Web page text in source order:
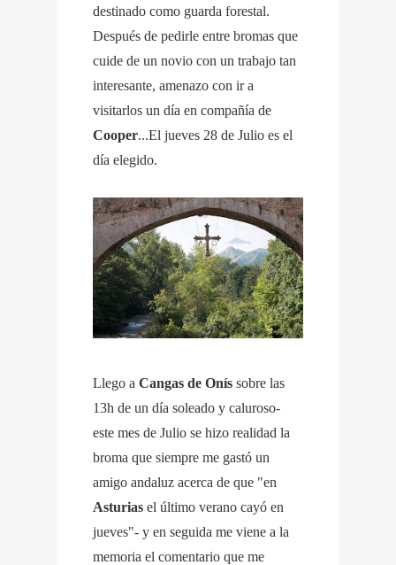
destinado como guarda forestal.
Después de pedirle entre bromas que
cuide de un novio con un trabajo tan
interesante, amenazo con ir a
visitarlos un día en compañía de
Cooper...El jueves 28 de Julio es el
día elegido.
Llego a Cangas de Onís sobre las
13h de un día soleado y caluroso-
este mes de Julio se hizo realidad la
broma que siempre me gastó un
amigo andaluz acerca de que "en
Asturias el último verano cayó en
jueves"- y en seguida me viene a la
memoria el comentario que me